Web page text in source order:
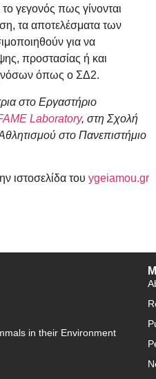
γεγονός πως γίνονται
τα αποτελέσματα των
για να
προστασίας ή και
νόσων όπως ο ΣΔ2.
στο Εργαστήριο
Laboratory, στη Σχολή
στο Πανεπιστήμιο
ιστοσελίδα του ygeiamou.gr
in their Environment